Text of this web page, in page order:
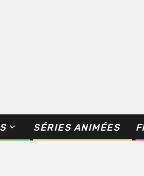
SÉRIES ANIMÉES